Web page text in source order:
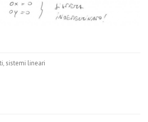
, sistemi lineari